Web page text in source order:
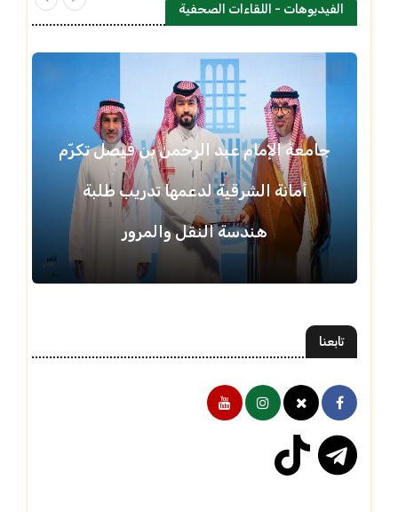
الفيديوهات - اللقاءات الصحفية
جامعة الإمام عبد الرحمن بن فيصل تكرّم
أمانة الشرقية لدعمها تدريب طلبة
هندسة النقل والمرور
تابعنا